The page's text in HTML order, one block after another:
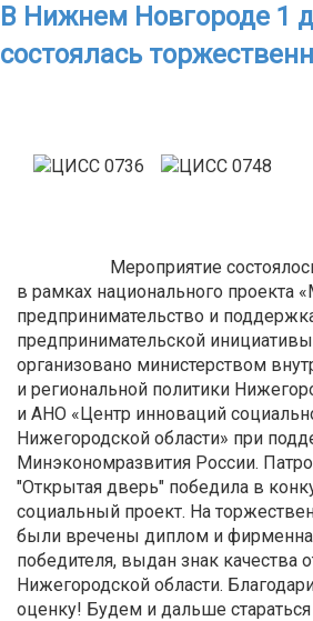
В Нижнем Новгороде 1
состоялась
Мероприятие
в рамках национального проекта
предпринимательство и
предпринимательской
организовано министерством
и региональной политики
и АНО «Центр инноваций
Нижегородской области» при
Минэкономразвития России.
"Открытая дверь" победила в
социальный проект. На
были вречены диплом и
победителя, выдан знак качества
Нижегородской области.
оценку! Будем и дальше